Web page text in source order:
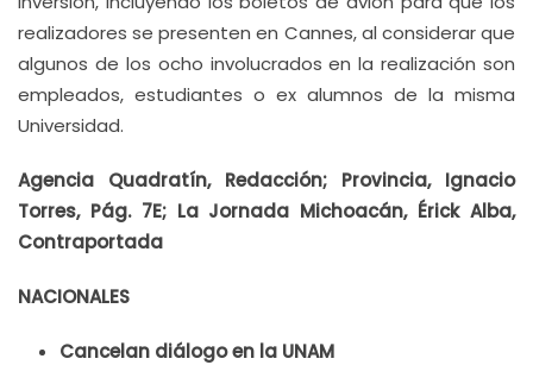
realizadores se presenten en Cannes, al considerar que
algunos de los ocho involucrados en la realización son
empleados, estudiantes o ex alumnos de la misma
Universidad.
Agencia Quadratín, Redacción; Provincia, Ignacio
Torres, Pág. 7E; La Jornada Michoacán, Érick Alba,
Contraportada
NACIONALES
Cancelan diálogo en la UNAM